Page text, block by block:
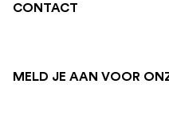
CONTACT
MELD JE AAN VOOR